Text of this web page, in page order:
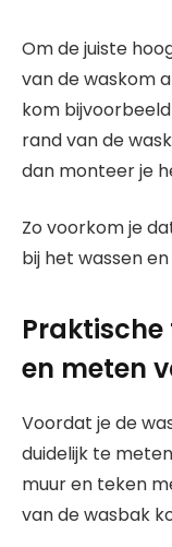
Om de juiste
van de waskom
kom
rand van de
dan monteer je
Zo voorkom je
bij het wassen
en meten
Voordat je de
duidelijk te
muur en teken
van de wasbak